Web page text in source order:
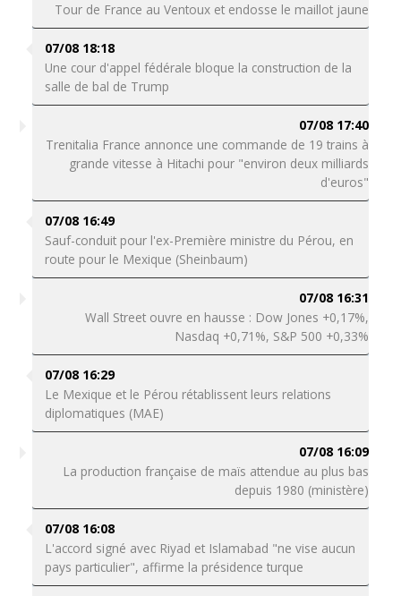
Tour de France au Ventoux et endosse le maillot jaune
07/08 18:18
Une cour d'appel fédérale bloque la construction de la
salle de bal de Trump
07/08 17:40
Trenitalia France annonce une commande de 19 trains à
grande vitesse à Hitachi pour "environ deux milliards
d'euros"
07/08 16:49
Sauf-conduit pour l'ex-Première ministre du Pérou, en
route pour le Mexique (Sheinbaum)
07/08 16:31
Wall Street ouvre en hausse : Dow Jones +0,17%,
Nasdaq +0,71%, S&P 500 +0,33%
07/08 16:29
Le Mexique et le Pérou rétablissent leurs relations
diplomatiques (MAE)
07/08 16:09
La production française de maïs attendue au plus bas
depuis 1980 (ministère)
07/08 16:08
L'accord signé avec Riyad et Islamabad "ne vise aucun
pays particulier", affirme la présidence turque